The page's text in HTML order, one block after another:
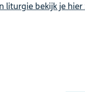
liturgie bekijk je hier